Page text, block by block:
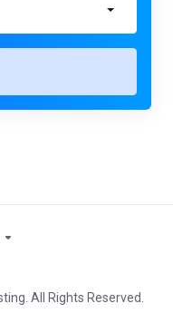
All Rights Reserved.